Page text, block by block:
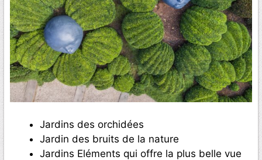
Jardins des orchidées
Jardin des bruits de la nature
Jardins Eléments qui offre la plus belle vue